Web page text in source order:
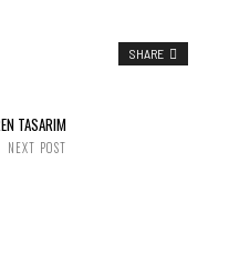
SHARE
TASARIM
NEXT POST